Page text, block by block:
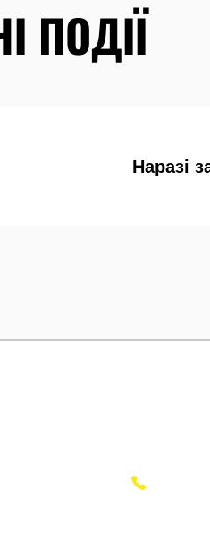
ПОДІЇ
Наразі